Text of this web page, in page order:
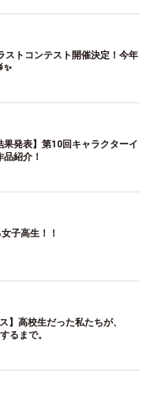
ストコンテスト開催決定！今年
果発表】第10回キャラクターイ
紹介！
子高生！！
】高校生だった私たちが、
るまで。